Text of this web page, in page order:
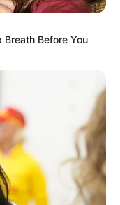
Breath Before You